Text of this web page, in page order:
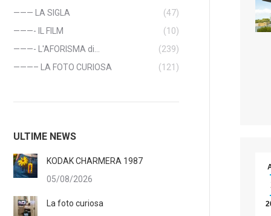
——— LA SIGLA
(47)
———- IL FILM
(10)
———- L'AFORISMA di…
(239)
———– LA FOTO CURIOSA
(121)
ULTIME NEWS
KODAK CHARMERA 1987
05/08/2026
La foto curiosa